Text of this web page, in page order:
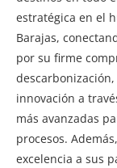
estratégica en el
Barajas,
por su firme
innovación a
más avanzadas
procesos.
excelencia a sus